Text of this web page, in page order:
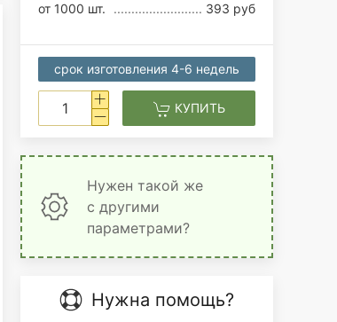
от 1000 шт.
393 руб
срок изготовления 4-6 недель
КУПИТЬ
Нужен такой же
с другими
параметрами?
Нужна помощь?